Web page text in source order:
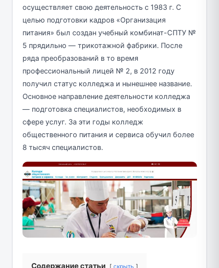
осуществляет свою деятельность с 1983 г. С
целью подготовки кадров «Организация
питания» был создан учебный комбинат-СПТУ №
5 прядильно — трикотажной фабрики. После
ряда преобразований в то время
профессиональный лицей № 2, в 2012 году
получил статус колледжа и нынешнее название.
Основное направление деятельности колледжа
— подготовка специалистов, необходимых в
сфере услуг. За эти годы колледж
общественного питания и сервиса обучил более
8 тысяч специалистов.
Содержание статьи скрыть